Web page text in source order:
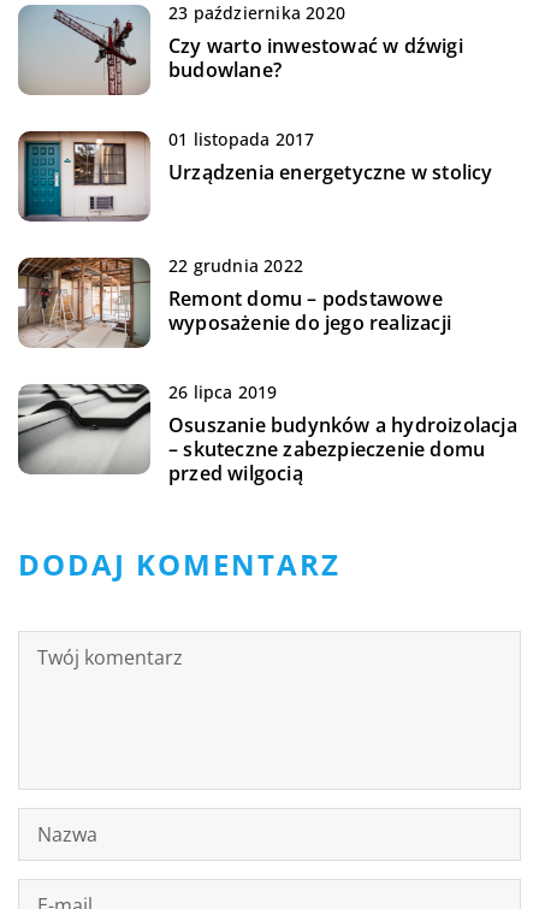
23 października 2020
Czy warto inwestować w dźwigi
budowlane?
01 listopada 2017
Urządzenia energetyczne w stolicy
22 grudnia 2022
Remont domu – podstawowe
wyposażenie do jego realizacji
26 lipca 2019
Osuszanie budynków a hydroizolacja
– skuteczne zabezpieczenie domu
przed wilgocią
DODAJ KOMENTARZ